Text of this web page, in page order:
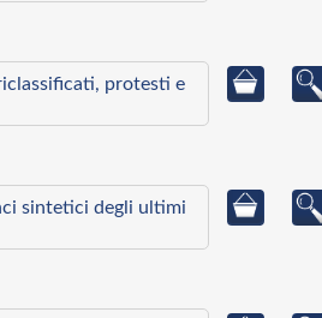
protesti e
sintetici degli ultimi